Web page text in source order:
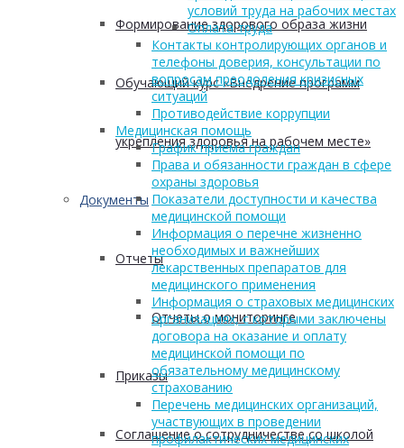
Формирование здорового образа жизни
Обучающий курс «Внедрение программ
укрепления здоровья на рабочем месте»
Документы
Отчеты
Отчеты о мониторинге
Приказы
Соглашение о сотрудничестве со школой
условий труда на рабочих местах
Оплата труда
Контакты контролирующих органов и
телефоны доверия, консультации по
вопросам преодоления кризисных
ситуаций
Противодействие коррупции
Медицинская помощь
График приема граждан
Права и обязанности граждан в сфере
охраны здоровья
Показатели доступности и качества
медицинской помощи
Информация о перечне жизненно
необходимых и важнейших
лекарственных препаратов для
медицинского применения
Информация о страховых медицинских
организациях, с которыми заключены
договора на оказание и оплату
медицинской помощи по
обязательному медицинскому
страхованию
Перечень медицинских организаций,
участвующих в проведении
профилактических медицинских